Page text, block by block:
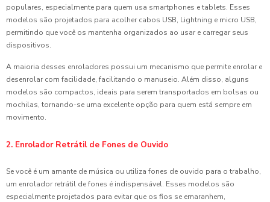
populares, especialmente para quem usa smartphones e tablets. Esses
modelos são projetados para acolher cabos USB, Lightning e micro USB,
permitindo que você os mantenha organizados ao usar e carregar seus
dispositivos.
A maioria desses enroladores possui um mecanismo que permite enrolar e
desenrolar com facilidade, facilitando o manuseio. Além disso, alguns
modelos são compactos, ideais para serem transportados em bolsas ou
mochilas, tornando-se uma excelente opção para quem está sempre em
movimento.
2. Enrolador Retrátil de Fones de Ouvido
Se você é um amante de música ou utiliza fones de ouvido para o trabalho,
um enrolador retrátil de fones é indispensável. Esses modelos são
especialmente projetados para evitar que os fios se emaranhem,